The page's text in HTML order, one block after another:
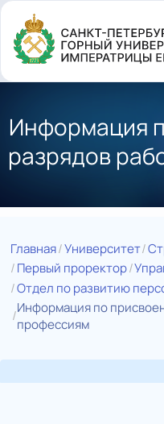
Перейти
основному
содержанию
Информация
разрядов
Главная Университет
Первый проректор
Отдел по развитию
Информация по
профессиям